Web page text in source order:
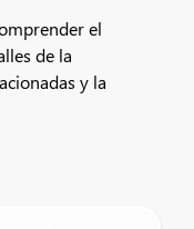
el
de la
y la